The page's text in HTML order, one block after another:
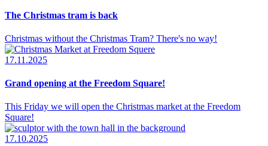
The Christmas tram is back
Christmas without the Christmas Tram? There's no way!
17.11.2025
Grand opening at the Freedom Square!
This Friday we will open the Christmas market at the Freedom
Square!
17.10.2025